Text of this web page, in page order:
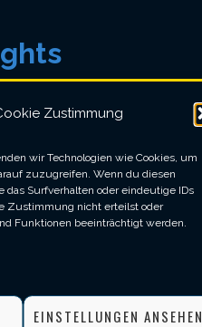
Zustimmung
wir Technologien wie Cookies, um
zuzugreifen. Wenn du diesen
Surfverhalten oder eindeutige IDs
Zustimmung nicht erteilst oder
Funktionen beeinträchtigt werden.
EINSTELLUNGEN ANSEHEN